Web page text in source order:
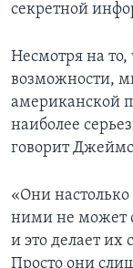
секретной
Несмотря на то,
возможности,
американской
наиболее
говорит
«Они
ними не может
и это делает
Просто они